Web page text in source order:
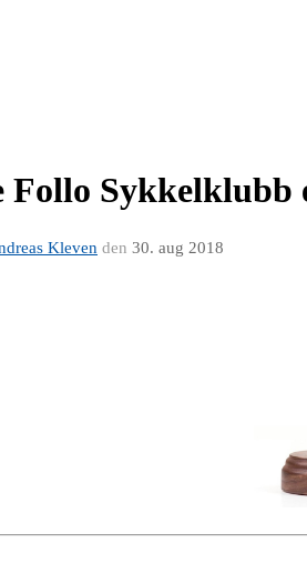
Follo Sykkelklubb
Kleven den 30. aug 2018